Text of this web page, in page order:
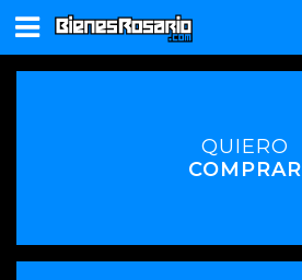
QUIERO
COMPRAR